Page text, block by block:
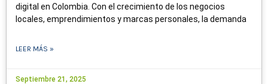
digital en Colombia. Con el crecimiento de los negocios
locales, emprendimientos y marcas personales, la demanda
LEER MÁS »
Septiembre 21, 2025